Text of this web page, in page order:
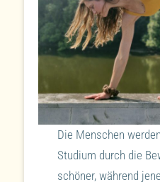
Die Menschen
Studium durch die
schöner, während